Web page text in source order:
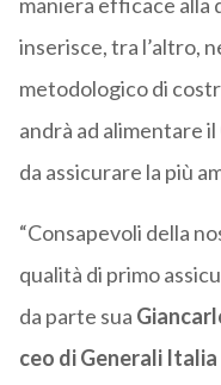
maniera efficace alla
inserisce, tra l’altro,
metodologico di
andrà ad alimentare il
da assicurare la più
“Consapevoli della
qualità di primo
da parte sua
ceo di Generali Italia